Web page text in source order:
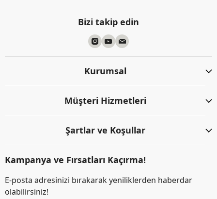
Bizi takip edin
Kurumsal
Müşteri Hizmetleri
Şartlar ve Koşullar
Kampanya ve Fırsatları Kaçırma!
E-posta adresinizi bırakarak yeniliklerden haberdar
olabilirsiniz!